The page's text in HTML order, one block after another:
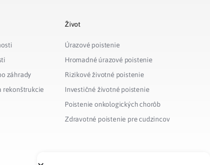
záhrady
rekonštrukcie
Život
Úrazové poistenie
Hromadné úrazové poistenie
Rizikové životné poistenie
Investičné životné poistenie
Poistenie onkologických chorôb
Zdravotné poistenie pre cudzincov